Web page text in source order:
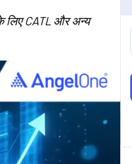
लिए CATL और अन्य